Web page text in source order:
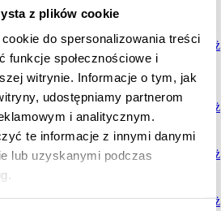
z plików cookie
do spersonalizowania treści
funkcje społecznościowe i
witrynie. Informacje o tym, jak
udostępniamy partnerom
i analitycznym.
te informacje z innymi danymi
lub uzyskanymi podczas
4 trzecie sprzedane zł827
179,00
zł
Pokaż
sprzedane
488
zł
Pokaż
4 trzecie sprzedane
650
976,00
Pokaż
3 trzecie sprzedane 016,00 Pokaż